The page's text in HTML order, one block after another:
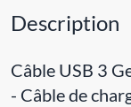
Description
Câble USB 3
- Câble de